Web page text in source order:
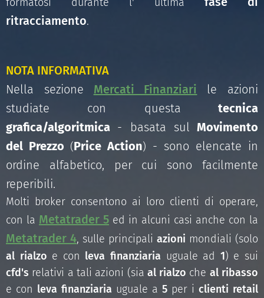
ritracciamento.
NOTA INFORMATIVA
Nella sezione
Mercati Finanziari
le azioni
studiate con questa
tecnica
grafica/algoritmica - basata sul Movimento
del Prezzo (Price Action) - sono elencate in
ordine alfabetico, per cui sono facilmente
reperibili.
Molti broker consentono ai loro clienti di operare,
con la Metatrader 5 ed in alcuni casi anche con la
Metatrader 4, sulle principali azioni mondiali (solo
al rialzo e con leva finanziaria uguale ad 1) e sui
cfd's relativi a tali azioni (sia al rialzo che al ribasso
e con leva finanziaria uguale a 5 per i clienti retail